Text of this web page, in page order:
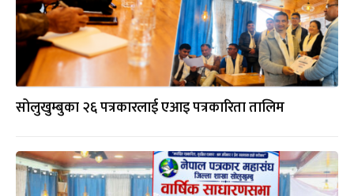
सोलुखुम्बुका २६ पत्रकारलाई एआइ पत्रकारिता तालिम